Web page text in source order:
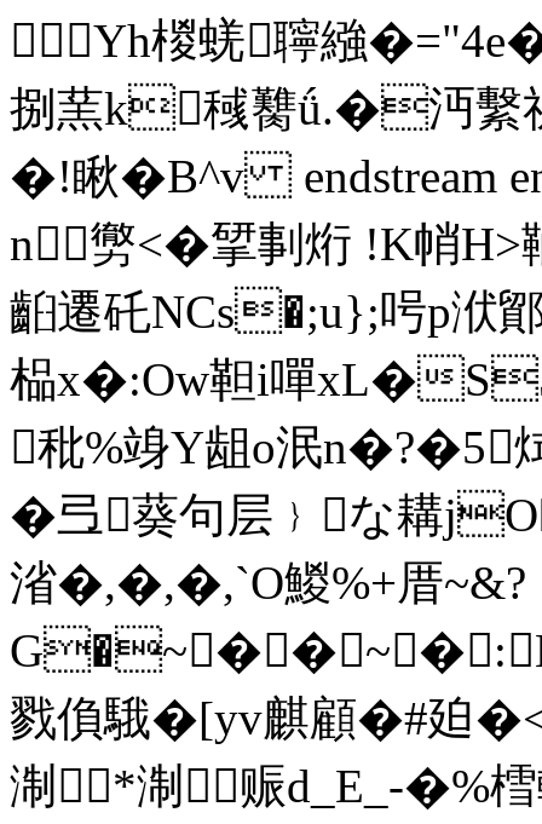
Yh椶蜣聹繈
捌蓔k稶臡ǘ.�沔繫
�!瞅� B^v endstream
n勶<�揅剚烆 !K帩H>
齨遷矺NCs�;u};呺p洑鄮
榀x�:Ow靼i嘽xL�
秕%竧Y龃o泯n�?�5
�弖葵句层﹜な耩
渻�,�,�,`O鯼%+厝~&?
戮偩騀�[yv麒顧�#廹
淛﹖*淛﹖赈d_E_-�%